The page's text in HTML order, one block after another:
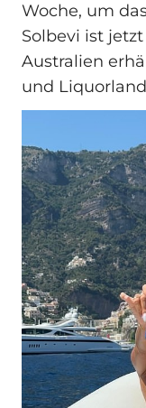
Woche, um
Solbevi ist
Australien
und